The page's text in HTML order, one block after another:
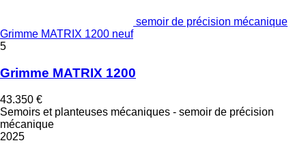
semoir de précision mécanique
Grimme MATRIX 1200 neuf
5
Grimme MATRIX 1200
43.350 €
Semoirs et planteuses mécaniques - semoir de précision
mécanique
2025